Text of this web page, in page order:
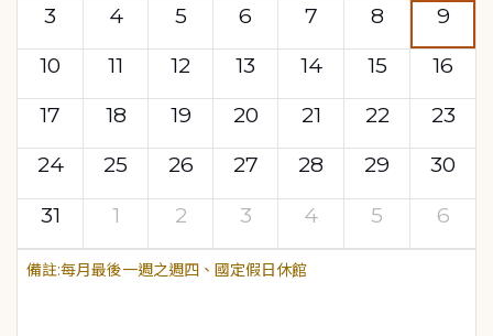
3
4 5 6 7 8
9
10
11 12 13 14 15
16
17
18 19 20 21 22
23
24
25 26 27 28 29
30
31
1 2 3 4 5 6
每月最後一週之週四、國定假日休館